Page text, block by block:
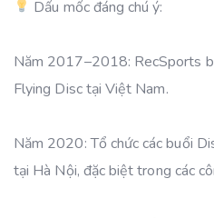
Dấu mốc đáng chú ý:
Năm 2017–2018: RecSports
Flying Disc tại Việt Nam.
Năm 2020: Tổ chức các buổi
tại Hà Nội, đặc biệt trong các